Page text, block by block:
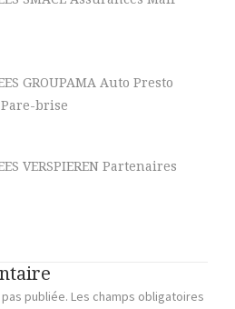
GROUPAMA Auto Presto
brise
VERSPIEREN Partenaires
publiée. Les champs obligatoires